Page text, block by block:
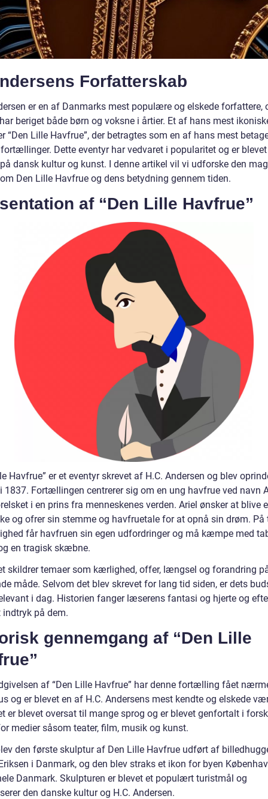
Forfatterskab
er en af Danmarks mest populære og elskede forfattere,
beriget både børn og voksne i årtier. Et af hans mest
“Den Lille Havfrue”, der betragtes som en af hans mest
Dette eventyr har vedvaret i popularitet og er
dansk kultur og kunst. I denne artikel vil vi udforske den
Den Lille Havfrue og dens betydning gennem tiden.
af “Den Lille Havfrue”
Havfrue” er et eventyr skrevet af H.C. Andersen og blev
1837. Fortællingen centrerer sig om en ung havfrue ved navn
i en prins fra menneskenes verden. Ariel ønsker at blive
og ofrer sin stemme og havfruetale for at opnå sin drøm. På
får havfruen sin egen udfordringer og må kæmpe med
en tragisk skæbne.
skildrer temaer som kærlighed, offer, længsel og forandring
måde. Selvom det blev skrevet for lang tid siden, er dets
i dag. Historien fanger læserens fantasi og hjerte og
indtryk på dem.
gennemgang af “Den Lille
af “Den Lille Havfrue” har denne fortælling fået
og er blevet en af H.C. Andersens mest kendte og elskede
er blevet oversat til mange sprog og er blevet genfortalt i
medier såsom teater, film, musik og kunst.
den første skulptur af Den Lille Havfrue udført af
i Danmark, og den blev straks et ikon for byen
Danmark. Skulpturen er blevet et populært turistmål og
den danske kultur og H.C. Andersen.